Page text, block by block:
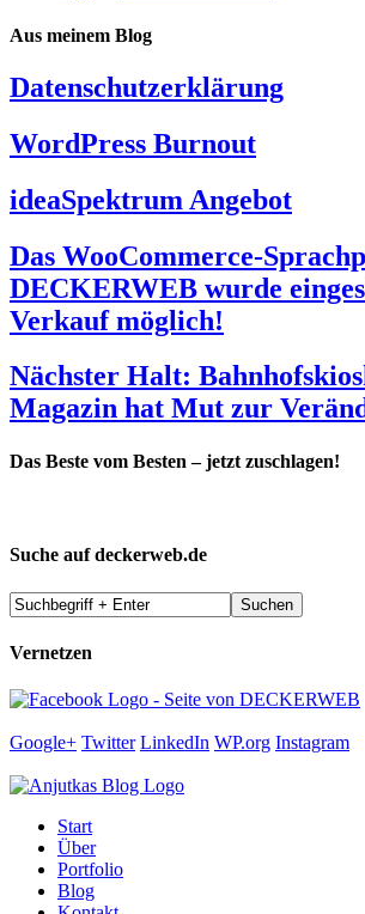
Aus meinem Blog
Datenschutzerklärung
WordPress Burnout
ideaSpektrum Angebot
Das WooCommerce-
DECKERWEB wurde
Verkauf möglich!
Nächster Halt:
Magazin hat Mut zur
Das Beste vom Besten – jetzt zuschlagen!
Suche auf deckerweb.de
Vernetzen
Google+ Twitter LinkedIn WP.org Instagram
Start
Über
Portfolio
Blog